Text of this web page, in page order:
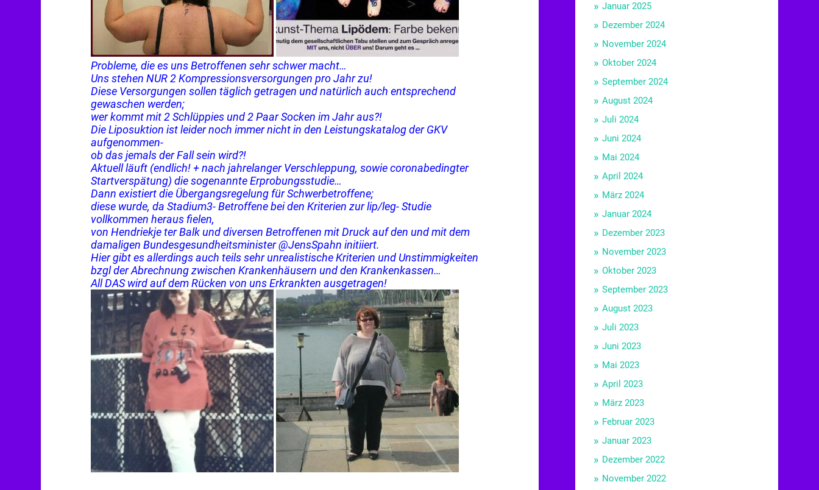
Probleme, die es uns Betroffenen sehr schwer macht…
Uns stehen NUR 2 Kompressionsversorgungen pro Jahr zu!
Diese Versorgungen sollen täglich getragen und natürlich auch entsprechend
gewaschen werden;
wer kommt mit 2 Schlüppies und 2 Paar Socken im Jahr aus?!
Die Liposuktion ist leider noch immer nicht in den Leistungskatalog der GKV
aufgenommen-
ob das jemals der Fall sein wird?!
Aktuell läuft (endlich! + nach jahrelanger Verschleppung, sowie coronabedingter
Startverspätung) die sogenannte Erprobungsstudie…
Dann existiert die Übergangsregelung für Schwerbetroffene;
diese wurde, da Stadium3- Betroffene bei den Kriterien zur lip/leg- Studie
vollkommen heraus fielen,
von Hendriekje ter Balk und diversen Betroffenen mit Druck auf den und mit dem
damaligen Bundesgesundheitsminister @JensSpahn initiiert.
Hier gibt es allerdings auch teils sehr unrealistische Kriterien und Unstimmigkeiten
bzgl der Abrechnung zwischen Krankenhäusern und den Krankenkassen…
All DAS wird auf dem Rücken von uns Erkrankten ausgetragen!
Januar 2025
Dezember 2024
November 2024
Oktober 2024
September 2024
August 2024
Juli 2024
Juni 2024
Mai 2024
April 2024
März 2024
Januar 2024
Dezember 2023
November 2023
Oktober 2023
September 2023
August 2023
Juli 2023
Juni 2023
Mai 2023
April 2023
März 2023
Februar 2023
Januar 2023
Dezember 2022
November 2022